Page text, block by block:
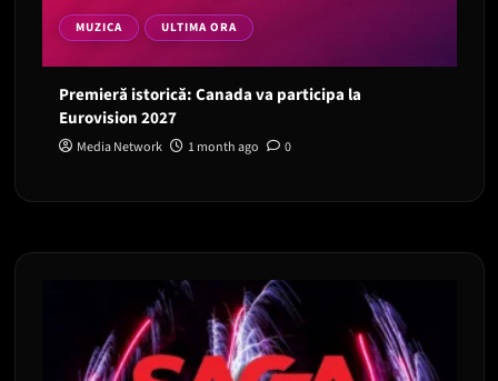
MUZICA ULTIMA ORA
Premieră istorică: Canada va participa la
Eurovision 2027
Media Network 1 month ago 0